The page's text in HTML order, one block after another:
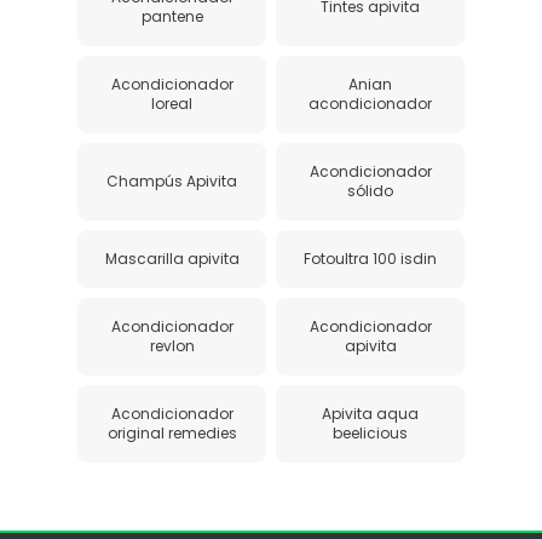
pantene
Tintes apivita
Acondicionador
loreal
Anian
acondicionador
Champús Apivita
Acondicionador
sólido
Mascarilla apivita Fotoultra 100 isdin
Acondicionador
revlon
Acondicionador
apivita
Acondicionador
original remedies
Apivita aqua
beelicious